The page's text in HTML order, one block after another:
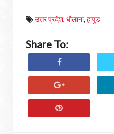
उत्तर प्रदेश, धौलाना, हापुड़
Share To: